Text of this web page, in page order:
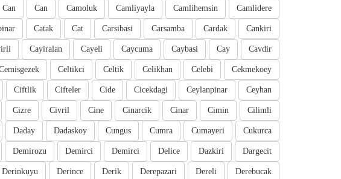
Camlidere
Camlihemsin
Camliyayla
Camoluk
Can
Can
Cankiri
Cardak
Carsamba
Carsibasi
Cat
Catak
Cavdir
Cay
Caybasi
Caycuma
Cayeli
Cayiralan
Cekmekoey
Celebi
Celikhan
Celtik
Celtikci
Ceyhan
Ceylanpinar
Cicekdagi
Cide
Cifteler
Ciftlik
Cilimli
Cimin
Cinar
Cinarcik
Cine
Civril
Cizre
Cukurca
Cumayeri
Cumra
Cungus
Dadaskoy
Daday
Dargecit
Dazkiri
Delice
Demirci
Demirci
Demirozu
Derebucak
Dereli
Derepazari
Derik
Derince
Derinkuyu